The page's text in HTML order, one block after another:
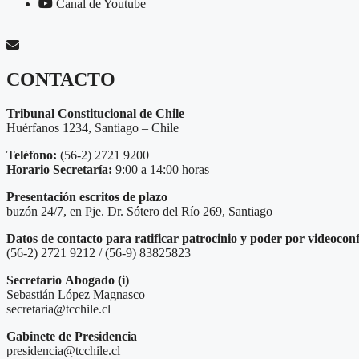
Canal de Youtube
CONTACTO
Tribunal Constitucional de Chile
Huérfanos 1234, Santiago – Chile
Teléfono: (56-2) 2721 9200
Horario Secretaría: 9:00 a 14:00 horas
Presentación escritos de plazo
buzón 24/7, en Pje. Dr. Sótero del Río 269, Santiago
Datos de contacto para ratificar patrocinio y poder por
(56-2) 2721 9212 / (56-9) 83825823
Secretario Abogado (i)
Sebastián López Magnasco
secretaria@tcchile.cl
Gabinete de Presidencia
presidencia@tcchile.cl